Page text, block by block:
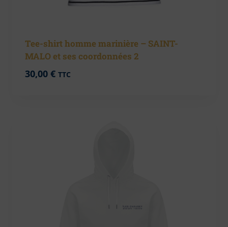
Tee-shirt homme marinière – SAINT-
MALO et ses coordonnées 2
30,00 € TTC